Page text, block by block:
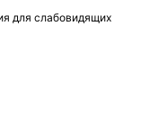
для слабовидящих